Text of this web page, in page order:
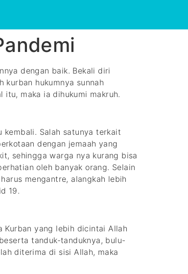
dengan baik. Bekali diri
kurban hukumnya sunnah
itu, maka ia dihukumi makruh.
kembali. Salah satunya terkait
dengan jemaah yang
sehingga warga nya kurang bisa
oleh banyak orang. Selain
mengantre, alangkah lebih
19.
Kurban yang lebih dicintai Allah
tanduk-tanduknya, bulu-
diterima di sisi Allah, maka